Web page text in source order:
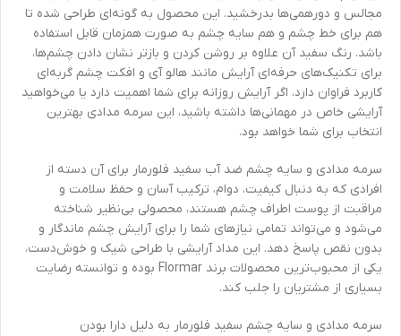
مجالس و دورهمی‌ها بدرخشید. این محصول به گونه‌ای طراحی شده تا
هم برای خط چشم و هم سایه چشم به صورت همزمان قابل استفاده
باشد. رنگ سفید آن علاوه بر روشن کردن و بازتر نشان دادن چشم‌ها،
برای تکنیک‌های حرفه‌ای آرایش مانند هالو آی و افکت چشم گربه‌ای
کاربرد فراوان دارد. اگر آرایش روزانه برای شما اهمیت دارد یا می‌خواهید
آرایشی خاص در مهمانی‌ها داشته باشید، این سرمه مدادی بهترین
انتخاب برای شما خواهد بود.
سرمه مدادی و سایه چشم ضد آب سفید فلورمار برای آن دسته از
افرادی که به دنبال کیفیت، دوام، ترکیب آسان و حفظ سلامت و
مراقبت از پوست اطراف چشم هستند، محصولی بی‌نظیر شناخته
می‌شود و می‌تواند تمامی نیازهای شما را برای آرایش چشم ماندگار و
بدون نقص پاسخ دهد. این مداد آرایشی با طراحی شیک و خوش‌دست،
یکی از محبوب‌ترین محصولات برند Flormar بوده و توانسته رضایت
بسیاری از مشتریان را جلب کند.
سرمه مدادی و سایه چشم سفید فلورمار به دلیل دارا بودن